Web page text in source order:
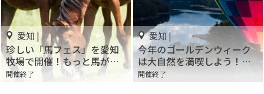
愛知 |
珍しい「馬フェス」を愛知
牧場で開催！もっと馬が好
きになる！！
開催終了
愛知 |
今年のゴールデンウィーク
は大自然を満喫しよう！と
よた三河高原アドベンチャ
ー2019の楽しみ方を教えま
開催終了